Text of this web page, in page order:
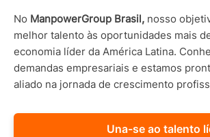
No ManpowerGroup Brasil, nosso
melhor talento às oportunidades mais
economia líder da América Latina.
demandas empresariais e estamos
aliado na jornada de crescimento
Una-se ao talento